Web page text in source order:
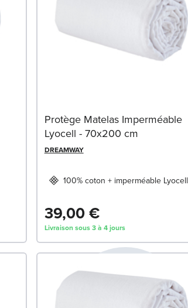
Protège Matelas Imperméable
Lyocell - 70x200 cm
DREAMWAY
100% coton + imperméable Lyocell
39,00 €
Livraison sous 3 à 4 jours